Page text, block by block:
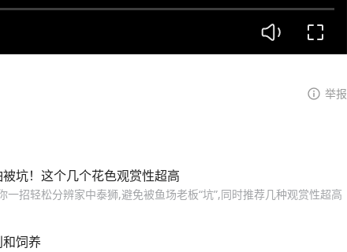
举报
坑！这个几个花色观赏性超高
招轻松分辨家中泰狮,避免被鱼场老板“坑”,同时推荐几种观赏性超高
饲养